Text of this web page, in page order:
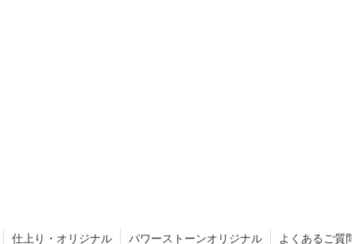
仕上り・オリジナル パワーストーンオリジナル よくあるご質